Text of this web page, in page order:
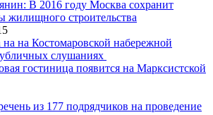
В 2016 году Москва сохранит
жилищного строительства
на на Костомаровской набережной
слушаниях
гостиница появится на Марксистской
из 177 подрядчиков на проведение